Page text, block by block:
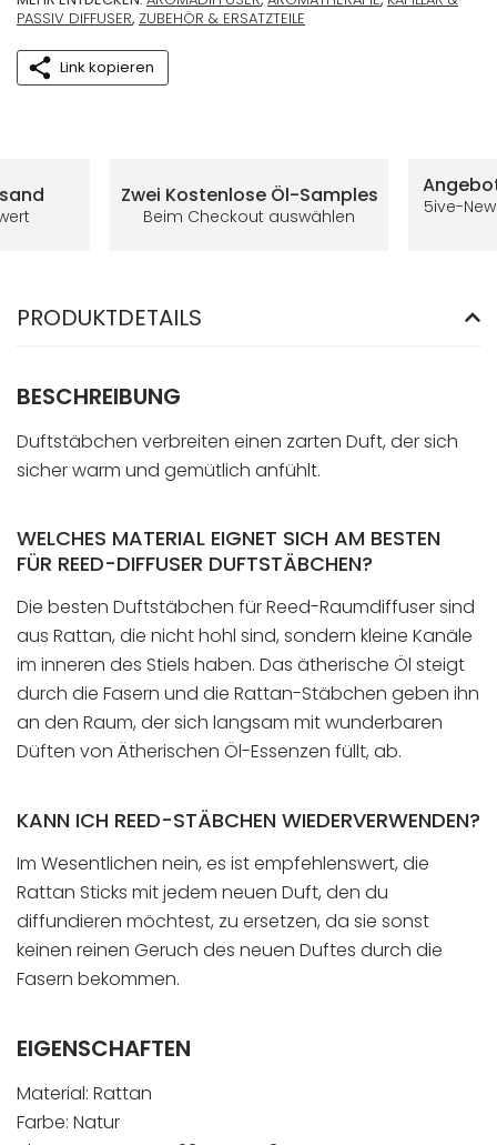
PASSIV DIFFUSER, ZUBEHÖR & ERSATZTEILE
Link kopieren
Zwei Kostenlose Öl-Samples
Beim Checkout auswählen 5ive-
PRODUKTDETAILS
BESCHREIBUNG
Duftstäbchen verbreiten einen zarten Duft, der sich
sicher warm und gemütlich anfühlt.
WELCHES MATERIAL EIGNET SICH AM BESTEN
FÜR REED-DIFFUSER DUFTSTÄBCHEN?
Die besten Duftstäbchen für Reed-Raumdiffuser sind
aus Rattan, die nicht hohl sind, sondern kleine Kanäle
im inneren des Stiels haben. Das ätherische Öl steigt
durch die Fasern und die Rattan-Stäbchen geben ihn
an den Raum, der sich langsam mit wunderbaren
Düften von Ätherischen Öl-Essenzen füllt, ab.
KANN ICH REED-STÄBCHEN WIEDERVERWENDEN?
Im Wesentlichen nein, es ist empfehlenswert, die
Rattan Sticks mit jedem neuen Duft, den du
diffundieren möchtest, zu ersetzen, da sie sonst
keinen reinen Geruch des neuen Duftes durch die
Fasern bekommen.
EIGENSCHAFTEN
Material: Rattan
Farbe: Natur